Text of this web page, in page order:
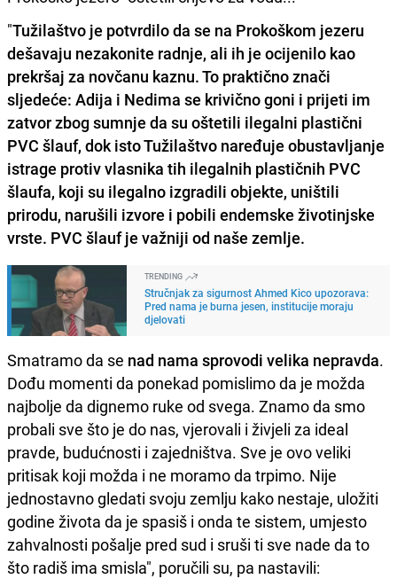
"Tužilaštvo je potvrdilo da se na Prokoškom jezeru
dešavaju nezakonite radnje, ali ih je ocijenilo kao
prekršaj za novčanu kaznu. To praktično znači
sljedeće: Adija i Nedima se krivično goni i prijeti im
zatvor zbog sumnje da su oštetili ilegalni plastični
PVC šlauf, dok isto Tužilaštvo naređuje obustavljanje
istrage protiv vlasnika tih ilegalnih plastičnih PVC
šlaufa, koji su ilegalno izgradili objekte, uništili
prirodu, narušili izvore i pobili endemske životinjske
vrste. PVC šlauf je važniji od naše zemlje.
TRENDING
Stručnjak za sigurnost Ahmed Kico upozorava:
Pred nama je burna jesen, institucije moraju
djelovati
Smatramo da se nad nama sprovodi velika nepravda.
Dođu momenti da ponekad pomislimo da je možda
najbolje da dignemo ruke od svega. Znamo da smo
probali sve što je do nas, vjerovali i živjeli za ideal
pravde, budućnosti i zajedništva. Sve je ovo veliki
pritisak koji možda i ne moramo da trpimo. Nije
jednostavno gledati svoju zemlju kako nestaje, uložiti
godine života da je spasiš i onda te sistem, umjesto
zahvalnosti pošalje pred sud i sruši ti sve nade da to
što radiš ima smisla", poručili su, pa nastavili: